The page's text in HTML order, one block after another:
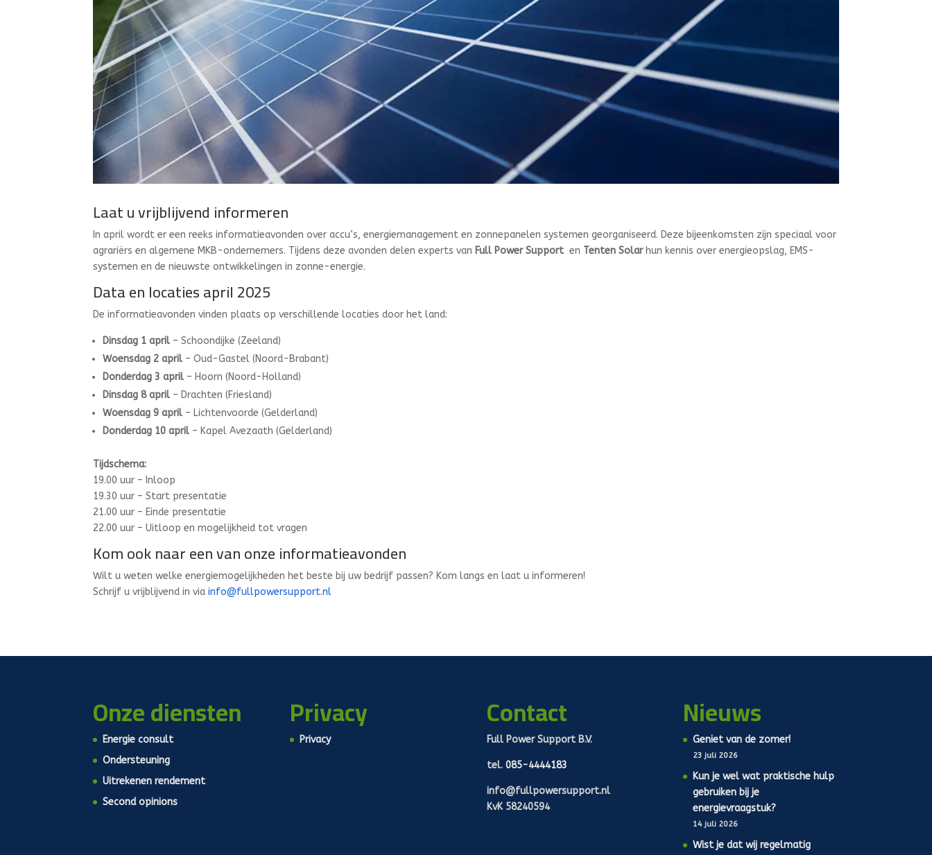
Laat u vrijblijvend informeren
In april wordt er een reeks informatieavonden over accu’s, energiemanagement en zonnepanelen systemen georganiseerd. Deze bijeenkomsten zijn speciaal voor
agrariërs en algemene MKB-ondernemers. Tijdens deze avonden delen experts van Full Power Support en Tenten Solarhun kennis over energieopslag, EMS-
systemen en de nieuwste ontwikkelingen in zonne-energie.
Data en locaties april 2025
De informatieavonden vinden plaats op verschillende locaties door het land:
Dinsdag 1 april – Schoondijke (Zeeland)
Woensdag 2 april – Oud-Gastel (Noord-Brabant)
Donderdag 3 april – Hoorn (Noord-Holland)
Dinsdag 8 april – Drachten (Friesland)
Woensdag 9 april – Lichtenvoorde (Gelderland)
Donderdag 10 april – Kapel Avezaath (Gelderland)
Tijdschema:
19.00 uur – Inloop
19.30 uur – Start presentatie
21.00 uur – Einde presentatie
22.00 uur – Uitloop en mogelijkheid tot vragen
Kom ook naar een van onze informatieavonden
Wilt u weten welke energiemogelijkheden het beste bij uw bedrijf passen? Kom langs en laat u informeren!
Schrijf u vrijblijvend in viainfo@fullpowersupport.nl
Onze diensten
Energie consult
Ondersteuning
Uitrekenen rendement
Second opinions
Privacy
Privacy
Contact
Full Power Support B.V.
tel. 085-4444183
info@fullpowersupport.nl
KvK 58240594
Nieuws
Geniet van de zomer!
23 juli 2026
Kun je wel wat praktische hulp
gebruiken bij je
energievraagstuk?
14 juli 2026
Wist je dat wij regelmatig